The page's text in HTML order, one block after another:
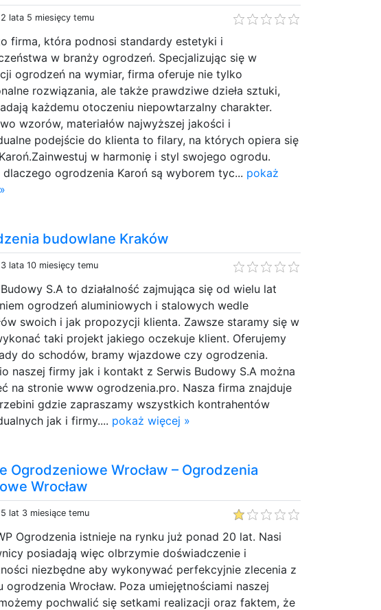
lata 5 miesięcy temu
firma, która podnosi standardy estetyki i
w branży ogrodzeń. Specjalizując się w
ogrodzeń na wymiar, firma oferuje nie tylko
rozwiązania, ale także prawdziwe dzieła sztuki,
każdemu otoczeniu niepowtarzalny charakter.
wzorów, materiałów najwyższej jakości i
podejście do klienta to filary, na których opiera się
w harmonię i styl swojego ogrodu.
dlaczego ogrodzenia Karoń są wyborem tyc... pokaż
budowlane Kraków
lata 10 miesięcy temu
S.A to działalność zajmująca się od wielu lat
ogrodzeń aluminiowych i stalowych wedle
swoich i jak propozycji klienta. Zawsze staramy się w
taki projekt jakiego oczekuje klient. Oferujemy
do schodów, bramy wjazdowe czy ogrodzenia.
naszej firmy jak i kontakt z Serwis Budowy S.A można
na stronie www ogrodzenia.pro. Nasza firma znajduje
gdzie zapraszamy wszystkich kontrahentów
jak i firmy.... pokaż więcej »
Ogrodzeniowe Wrocław – Ogrodzenia
Wrocław
lat 3 miesiące temu
Ogrodzenia istnieje na rynku już ponad 20 lat. Nasi
posiadają więc olbrzymie doświadczenie i
niezbędne aby wykonywać perfekcyjnie zlecenia z
ogrodzenia Wrocław. Poza umiejętnościami naszej
pochwalić się setkami realizacji oraz faktem, że